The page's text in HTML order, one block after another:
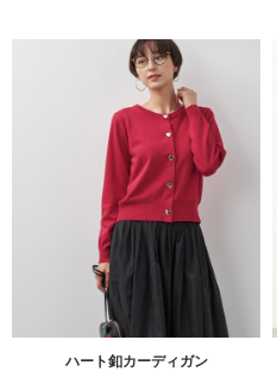
ハート釦カーディガン